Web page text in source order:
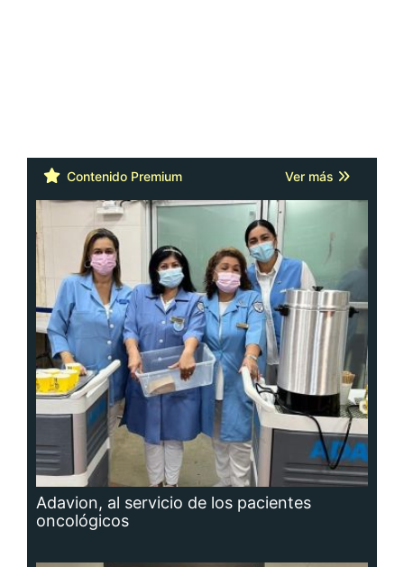
Contenido Premium Ver más
Adavion, al servicio de los pacientes
oncológicos